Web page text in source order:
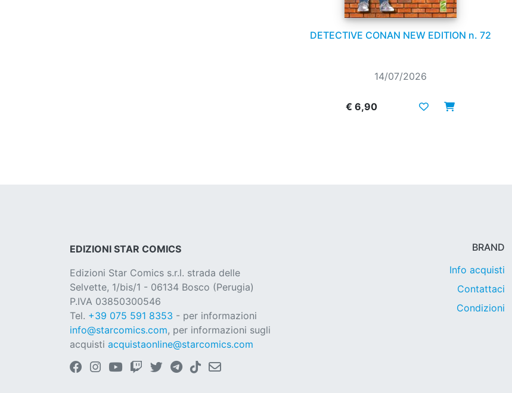
DETECTIVE CONAN NEW EDITION n. 72
14/07/2026
€ 6,90
EDIZIONI STAR COMICS
Edizioni Star Comics s.r.l. strada delle
Selvette, 1/bis/1 - 06134 Bosco (Perugia)
P.IVA 03850300546
Tel. +39 075 591 8353 - per informazioni
info@starcomics.com, per informazioni sugli
acquisti acquistaonline@starcomics.com
BRAND
Info acquisti
Contattaci
Condizioni